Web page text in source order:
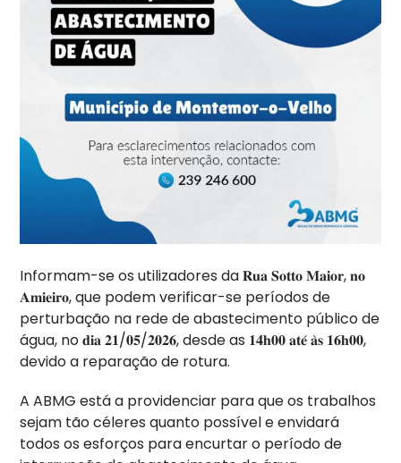
Informam-se os utilizadores da 𝐑𝐮𝐚 𝐒𝐨𝐭𝐭𝐨 𝐌𝐚𝐢𝐨𝐫, 𝐧𝐨
𝐀𝐦𝐢𝐞𝐢𝐫𝐨, que podem verificar-se períodos de
perturbação na rede de abastecimento público de
água, no 𝐝𝐢𝐚 𝟐𝟏/𝟎𝟓/𝟐𝟎𝟐𝟔, desde as 𝟏𝟒𝐡𝟎𝟎 𝐚𝐭𝐞́ 𝐚̀𝐬 𝟏𝟔𝐡𝟎𝟎,
devido a reparação de rotura.
A ABMG está a providenciar para que os trabalhos
sejam tão céleres quanto possível e envidará
todos os esforços para encurtar o período de